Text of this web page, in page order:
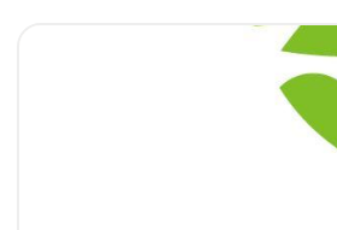
facebook